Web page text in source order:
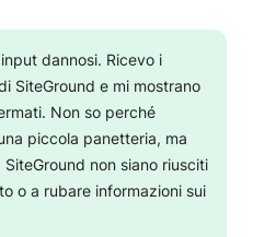
dannosi. Ricevo i
SiteGround e mi mostrano
Non so perché
piccola panetteria, ma
non siano riusciti
o a rubare informazioni sui